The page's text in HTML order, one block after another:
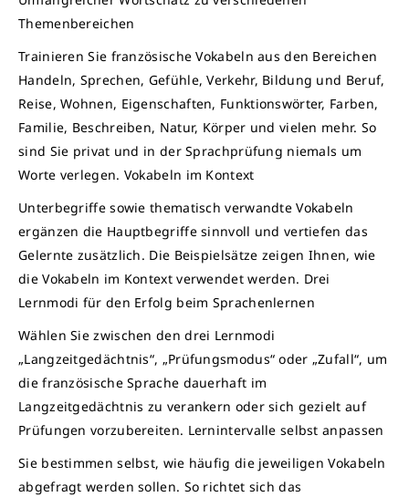
Themenbereichen
Trainieren Sie französische Vokabeln aus den Bereichen
Handeln, Sprechen, Gefühle, Verkehr, Bildung und Beruf,
Reise, Wohnen, Eigenschaften, Funktionswörter, Farben,
Familie, Beschreiben, Natur, Körper und vielen mehr. So
sind Sie privat und in der Sprachprüfung niemals um
Worte verlegen. Vokabeln im Kontext
Unterbegriffe sowie thematisch verwandte Vokabeln
ergänzen die Hauptbegriffe sinnvoll und vertiefen das
Gelernte zusätzlich. Die Beispielsätze zeigen Ihnen, wie
die Vokabeln im Kontext verwendet werden. Drei
Lernmodi für den Erfolg beim Sprachenlernen
Wählen Sie zwischen den drei Lernmodi
„Langzeitgedächtnis“, „Prüfungsmodus“ oder „Zufall“, um
die französische Sprache dauerhaft im
Langzeitgedächtnis zu verankern oder sich gezielt auf
Prüfungen vorzubereiten. Lernintervalle selbst anpassen
Sie bestimmen selbst, wie häufig die jeweiligen Vokabeln
abgefragt werden sollen. So richtet sich das